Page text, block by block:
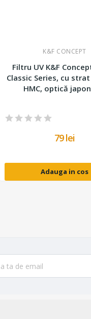
K&F CONCEPT
Filtru UV K&F
Classic Series, cu
HMC, optică
79 lei
Adauga in cos